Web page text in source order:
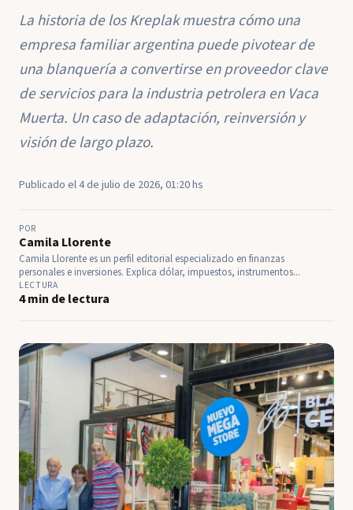
La historia de los Kreplak muestra cómo una
empresa familiar argentina puede pivotear de
una blanquería a convertirse en proveedor clave
de servicios para la industria petrolera en Vaca
Muerta. Un caso de adaptación, reinversión y
visión de largo plazo.
Publicado el 4 de julio de 2026, 01:20 hs
POR
Camila Llorente
Camila Llorente es un perfil editorial especializado en finanzas
personales e inversiones. Explica dólar, impuestos, instrumentos...
LECTURA
4 min de lectura